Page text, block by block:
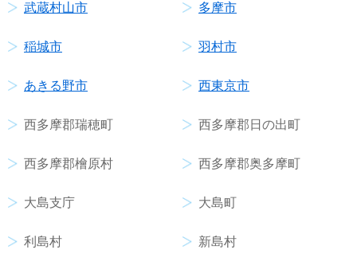
武蔵村山市 多摩市
稲城市 羽村市
あきる野市 西東京市
西多摩郡瑞穂町 西多摩郡日の出町
西多摩郡檜原村 西多摩郡奥多摩町
大島支庁 大島町
利島村 新島村